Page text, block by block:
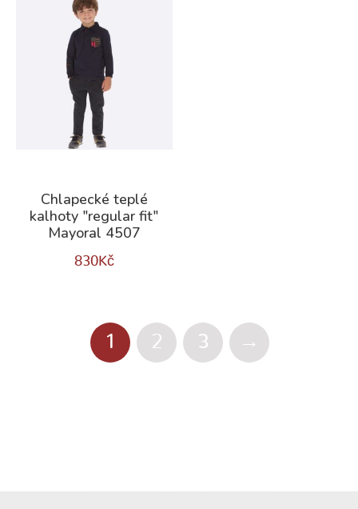
Chlapecké teplé
kalhoty "regular fit"
Mayoral 4507
830Kč
1 2 3 →